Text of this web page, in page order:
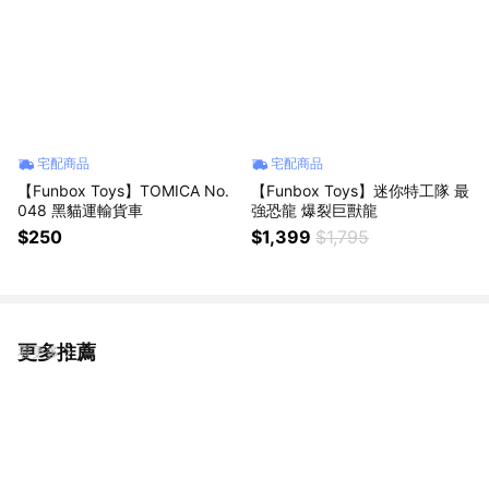
宅配商品
【Funbox Toys】TOMICA No.
048 黑貓運輸貨車
$250
宅配商品
【Funbox Toys】迷你特工隊 最
強恐龍 爆裂巨獸龍
$1,399 $1,795
更多推薦
看更多